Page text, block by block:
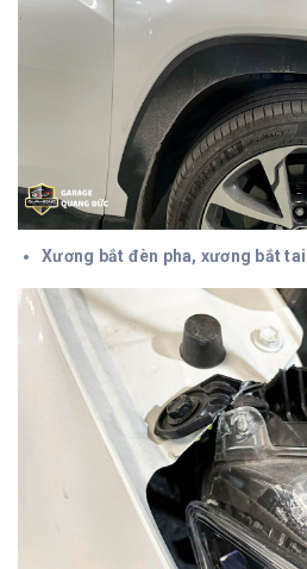
Xương bắt đèn pha, xương bắt